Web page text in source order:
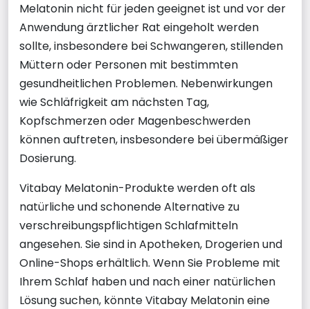
Melatonin nicht für jeden geeignet ist und vor der
Anwendung ärztlicher Rat eingeholt werden
sollte, insbesondere bei Schwangeren, stillenden
Müttern oder Personen mit bestimmten
gesundheitlichen Problemen. Nebenwirkungen
wie Schläfrigkeit am nächsten Tag,
Kopfschmerzen oder Magenbeschwerden
können auftreten, insbesondere bei übermäßiger
Dosierung.
Vitabay Melatonin-Produkte werden oft als
natürliche und schonende Alternative zu
verschreibungspflichtigen Schlafmitteln
angesehen. Sie sind in Apotheken, Drogerien und
Online-Shops erhältlich. Wenn Sie Probleme mit
Ihrem Schlaf haben und nach einer natürlichen
Lösung suchen, könnte Vitabay Melatonin eine